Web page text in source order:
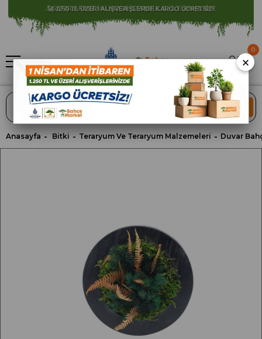
⚠️ SATIŞLARIMIZ YALNIZCA İSTANBUL İLİ İLE SINIRLIDIR.
ARA
0
Anasayfa Bitki Teraryum Ve Teraryum Malzemeleri
×